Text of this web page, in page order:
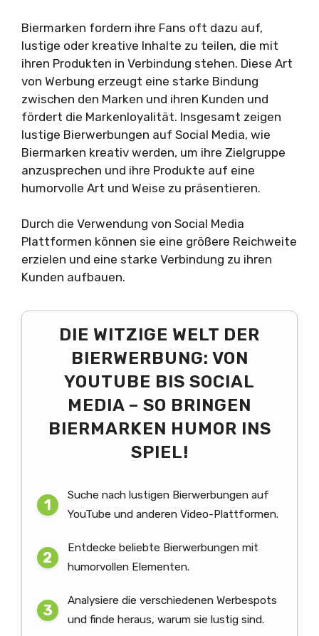
Biermarken fordern ihre Fans oft dazu auf,
lustige oder kreative Inhalte zu teilen, die mit
ihren Produkten in Verbindung stehen. Diese Art
von Werbung erzeugt eine starke Bindung
zwischen den Marken und ihren Kunden und
fördert die Markenloyalität. Insgesamt zeigen
lustige Bierwerbungen auf Social Media, wie
Biermarken kreativ werden, um ihre Zielgruppe
anzusprechen und ihre Produkte auf eine
humorvolle Art und Weise zu präsentieren.
Durch die Verwendung von Social Media
Plattformen können sie eine größere Reichweite
erzielen und eine starke Verbindung zu ihren
Kunden aufbauen.
DIE WITZIGE WELT DER
BIERWERBUNG: VON
YOUTUBE BIS SOCIAL
MEDIA – SO BRINGEN
BIERMARKEN HUMOR INS
SPIEL!
Suche nach lustigen Bierwerbungen auf
YouTube und anderen Video-Plattformen.
Entdecke beliebte Bierwerbungen mit
humorvollen Elementen.
Analysiere die verschiedenen Werbespots
und finde heraus, warum sie lustig sind.